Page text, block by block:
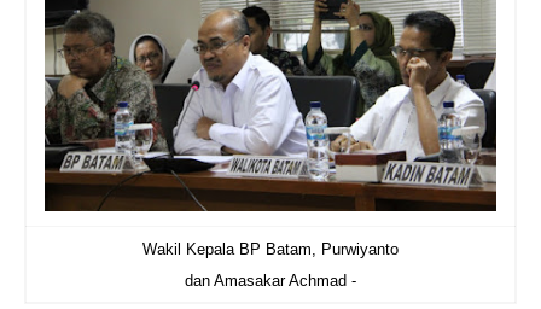
Wakil Kepala BP Batam, Purwiyanto
dan Amasakar Achmad -